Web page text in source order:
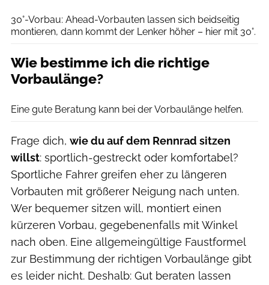
30°-Vorbau: Ahead-Vorbauten lassen sich beidseitig
montieren, dann kommt der Lenker höher – hier mit 30°.
Wie bestimme ich die richtige
Vorbaulänge?
Eine gute Beratung kann bei der Vorbaulänge helfen.
Frage dich, wie du auf dem Rennrad sitzen
willst: sportlich-gestreckt oder komfortabel?
Sportliche Fahrer greifen eher zu längeren
Vorbauten mit größerer Neigung nach unten.
Wer bequemer sitzen will, montiert einen
kürzeren Vorbau, gegebenenfalls mit Winkel
nach oben. Eine allgemeingültige Faustformel
zur Bestimmung der richtigen Vorbaulänge gibt
es leider nicht. Deshalb: Gut beraten lassen